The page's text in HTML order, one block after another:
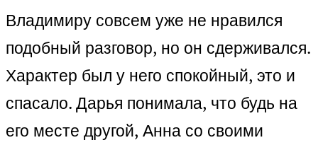
Владимиру совсем уже не нравился
подобный разговор, но он сдерживался.
Характер был у него спокойный, это и
спасало. Дарья понимала, что будь на
его месте другой, Анна со своими